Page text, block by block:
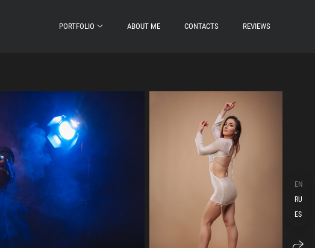
PORTFOLIO ABOUT ME CONTACTS REVIEWS
EN
RU
ES